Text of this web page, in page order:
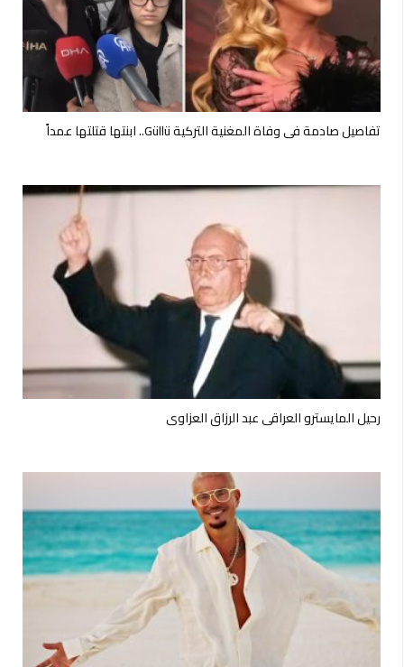
تفاصيل صادمة في وفاة المغنية التركية Güllü.. ابنتها قتلتها عمداً
رحيل المايسترو العراقي عبد الرزاق العزاوي